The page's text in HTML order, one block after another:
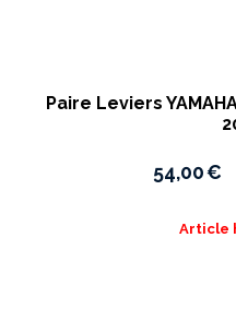
Paire Leviers
54,00€
Article